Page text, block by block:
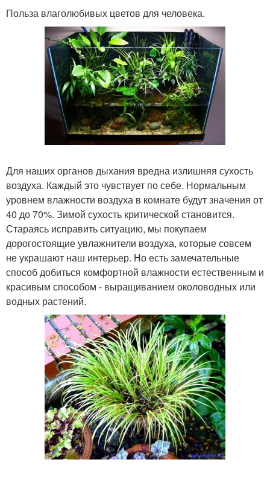
Польза влаголюбивых цветов для человека.
Для наших органов дыхания вредна излишняя сухость
воздуха. Каждый это чувствует по себе. Нормальным
уровнем влажности воздуха в комнате будут значения от
40 до 70%. Зимой сухость критической становится.
Стараясь исправить ситуацию, мы покупаем
дорогостоящие увлажнители воздуха, которые совсем
не украшают наш интерьер. Но есть замечательные
способ добиться комфортной влажности естественным и
красивым способом - выращиванием околоводных или
водных растений.